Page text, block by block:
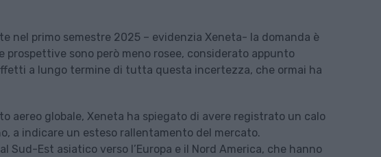
nel primo semestre 2025 – evidenzia Xeneta- la domanda è
prospettive sono però meno rosee, considerato appunto
a lungo termine di tutta questa incertezza, che ormai ha
aereo globale, Xeneta ha spiegato di avere registrato un calo
a indicare un esteso rallentamento del mercato.
Est asiatico verso l’Europa e il Nord America, che hanno